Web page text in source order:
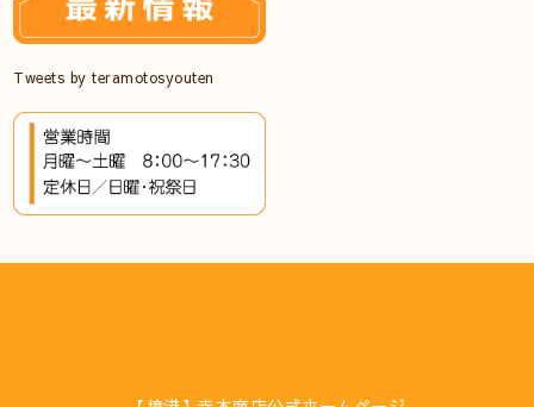
Tweets by teramotosyouten